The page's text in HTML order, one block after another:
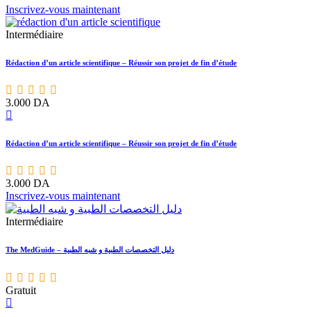
Inscrivez-vous maintenant
Intermédiaire
Rédaction d’un article scientifique – Réussir son projet de fin d’étude
3.000 DA
Rédaction d’un article scientifique – Réussir son projet de fin d’étude
3.000 DA
Inscrivez-vous maintenant
Intermédiaire
The MedGuide – دليل التخصصات الطبية و شبه الطبية
Gratuit